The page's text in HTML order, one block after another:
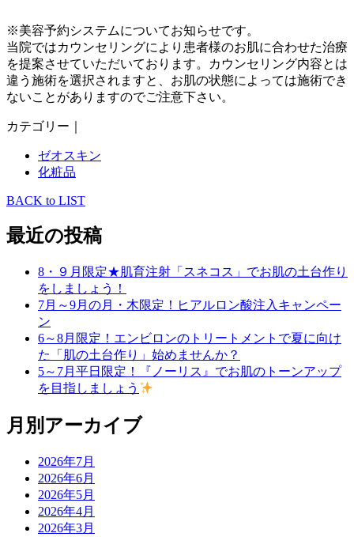
※美容予約システムについてお知らせです。
当院ではカウンセリングにより患者様のお肌に合わせた治療
を提案させていただいております。カウンセリング内容とは
違う施術を選択されますと、お肌の状態によっては施術でき
ないことがありますのでご注意下さい。
カテゴリー｜
ゼオスキン
化粧品
BACK to LIST
最近の投稿
8・９月限定★肌育注射「スネコス」でお肌の土台作り
をしましょう！
7月～9月の月・木限定！ヒアルロン酸注入キャンペー
ン
6～8月限定！エンビロンのトリートメントで夏に向け
た「肌の土台作り」始めませんか？
5～7月平日限定！『ノーリス』でお肌のトーンアップ
を目指しましょう
月別アーカイブ
2026年7月
2026年6月
2026年5月
2026年4月
2026年3月